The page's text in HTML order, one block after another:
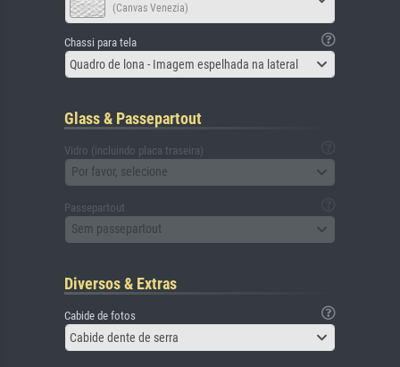
(Canvas Venezia)
Chassi para tela
Quadro de lona - Imagem espelhada na lateral
Glass & Passepartout
Vidro (incluindo placa traseira)
Por favor, selecione
Passepartout
Sem passepartout
Diversos & Extras
Cabide de fotos
Cabide dente de serra